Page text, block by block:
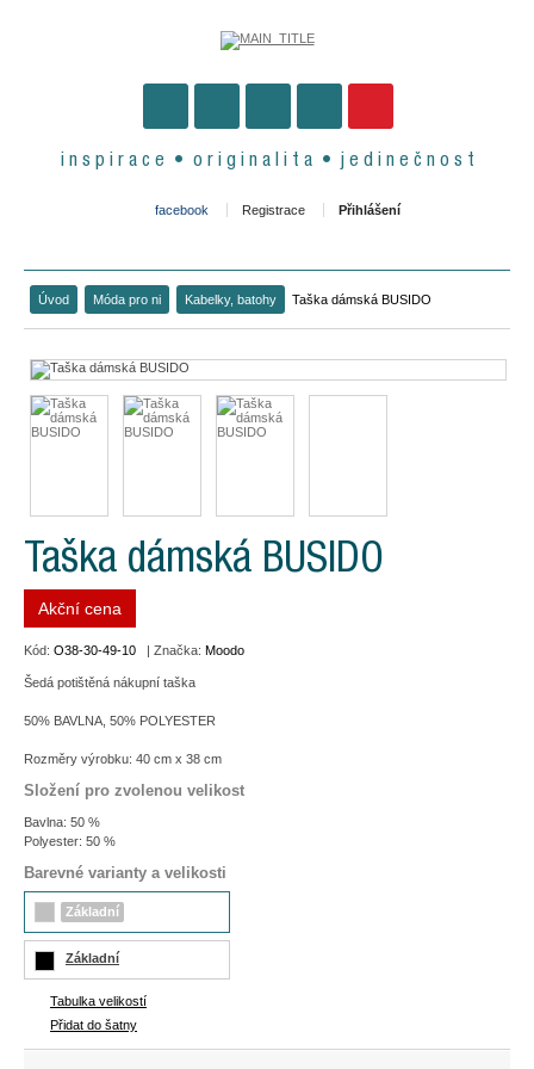
i n s p i r a c e • o r i g i n a l i t a • j e d i n e č n o s t
facebook Registrace Přihlášení
Úvod Móda pro ni Kabelky, batohy Taška dámská BUSIDO
Taška dámská BUSIDO
Akční cena
Kód: O38-30-49-10 | Značka: Moodo
Šedá potištěná nákupní taška
50% BAVLNA, 50% POLYESTER
Rozměry výrobku: 40 cm x 38 cm
Složení pro zvolenou velikost
Bavlna: 50 %
Polyester: 50 %
Barevné varianty a velikosti
Základní
Základní
Tabulka velikostí
Přidat do šatny